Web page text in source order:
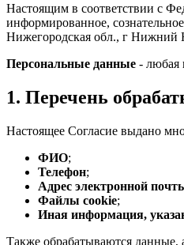
Настоящим в соответствии с
информированное,
Нижегородская обл., г Нижний
Персональные данные - любая
1. Перечень
Настоящее Согласие выдано
ФИО;
Телефон;
Адрес электронной
Файлы cookie;
Иная информация,
Также обрабатываются данные,